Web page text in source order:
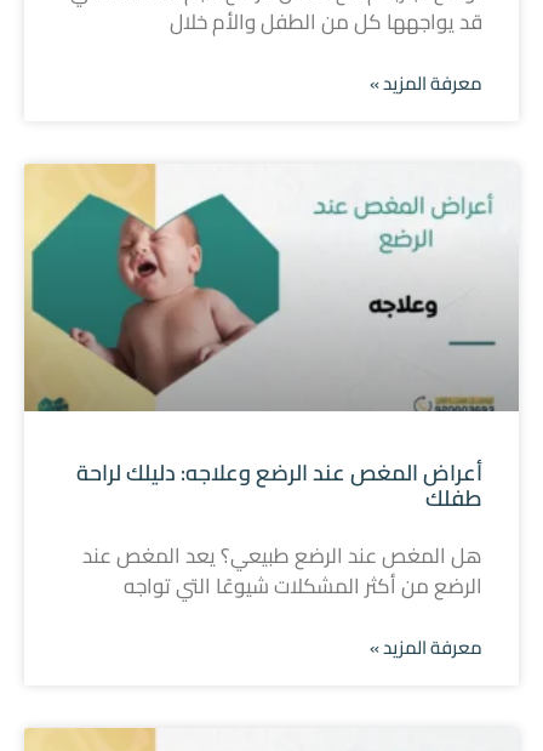
قد يواجهها كل من الطفل والأم خلال
معرفة المزيد »
أعراض المغص عند الرضع وعلاجه: دليلك لراحة
طفلك
هل المغص عند الرضع طبيعي؟ يعد المغص عند
الرضع من أكثر المشكلات شيوعًا التي تواجه
معرفة المزيد »